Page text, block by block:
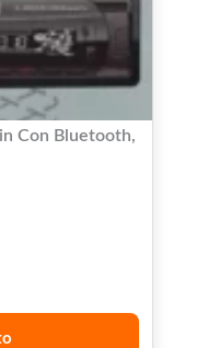
Con Bluetooth,